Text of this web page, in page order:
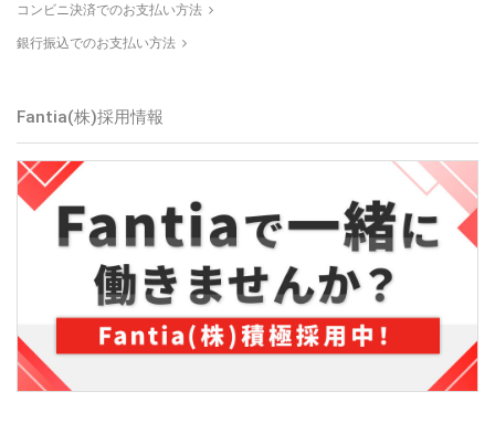
コンビニ決済でのお支払い方法
銀行振込でのお支払い方法
Fantia(株)採用情報